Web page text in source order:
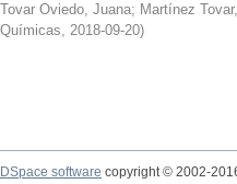
Tovar Oviedo, Juana; Martínez
Químicas, 2018-09-20)
DSpace software copyright © 2002-